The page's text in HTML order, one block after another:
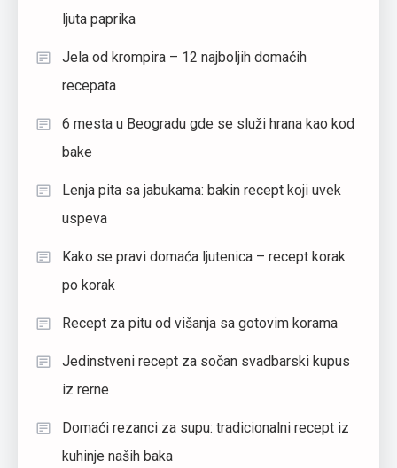
ljuta paprika
Jela od krompira – 12 najboljih domaćih
recepata
6 mesta u Beogradu gde se služi hrana kao kod
bake
Lenja pita sa jabukama: bakin recept koji uvek
uspeva
Kako se pravi domaća ljutenica – recept korak
po korak
Recept za pitu od višanja sa gotovim korama
Jedinstveni recept za sočan svadbarski kupus
iz rerne
Domaći rezanci za supu: tradicionalni recept iz
kuhinje naših baka